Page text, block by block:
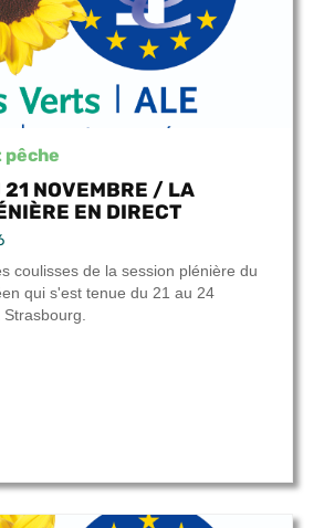
21 NOVEMBRE / LA
EN DIRECT
coulisses de la session plénière du
qui s'est tenue du 21 au 24